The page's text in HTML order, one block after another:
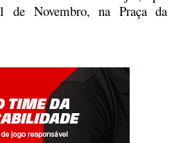
de Novembro, na Praça da